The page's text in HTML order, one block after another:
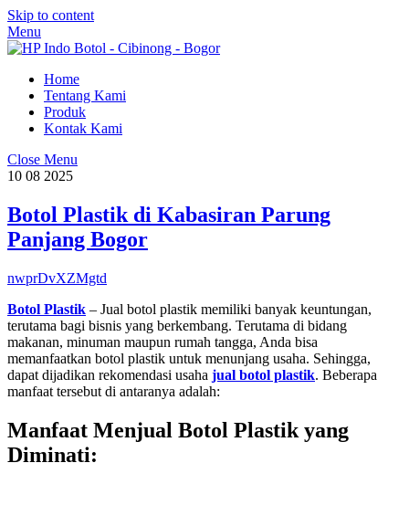
Skip to content
Menu
Home
Tentang Kami
Produk
Kontak Kami
Close Menu
10 08 2025
Botol Plastik di Kabasiran Parung
Panjang Bogor
nwprDvXZMgtd
Botol Plastik – Jual botol plastik memiliki banyak keuntungan,
terutama bagi bisnis yang berkembang. Terutama di bidang
makanan, minuman maupun rumah tangga, Anda bisa
memanfaatkan botol plastik untuk menunjang usaha. Sehingga,
dapat dijadikan rekomendasi usaha jual botol plastik. Beberapa
manfaat tersebut di antaranya adalah:
Manfaat Menjual Botol Plastik yang
Diminati: